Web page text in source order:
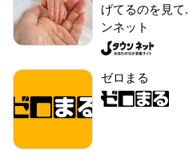
げてるのを見
ンネット
ゼロまる